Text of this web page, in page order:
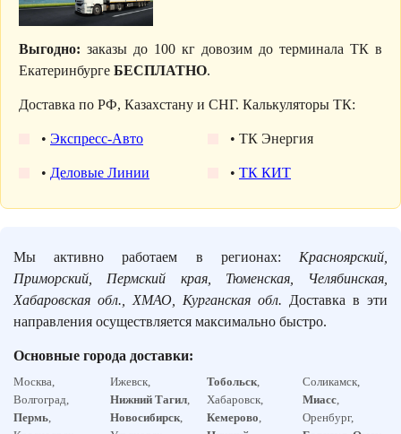
Выгодно: заказы до 100 кг довозим до терминала ТК в
Екатеринбурге БЕСПЛАТНО.
Доставка по РФ, Казахстану и СНГ. Калькуляторы ТК:
• Экспресс-Авто
• Деловые Линии
• ТК Энергия
• ТК КИТ
Мы активно работаем в регионах: Красноярский,
Приморский, Пермский края, Тюменская, Челябинская,
Хабаровская обл., ХМАО, Курганская обл. Доставка в эти
направления осуществляется максимально быстро.
Основные города доставки:
Москва,
Волгоград,
Пермь,
Ижевск,
Нижний Тагил,
Новосибирск,
Тобольск,
Хабаровск,
Кемерово,
Соликамск,
Миасс,
Оренбург,